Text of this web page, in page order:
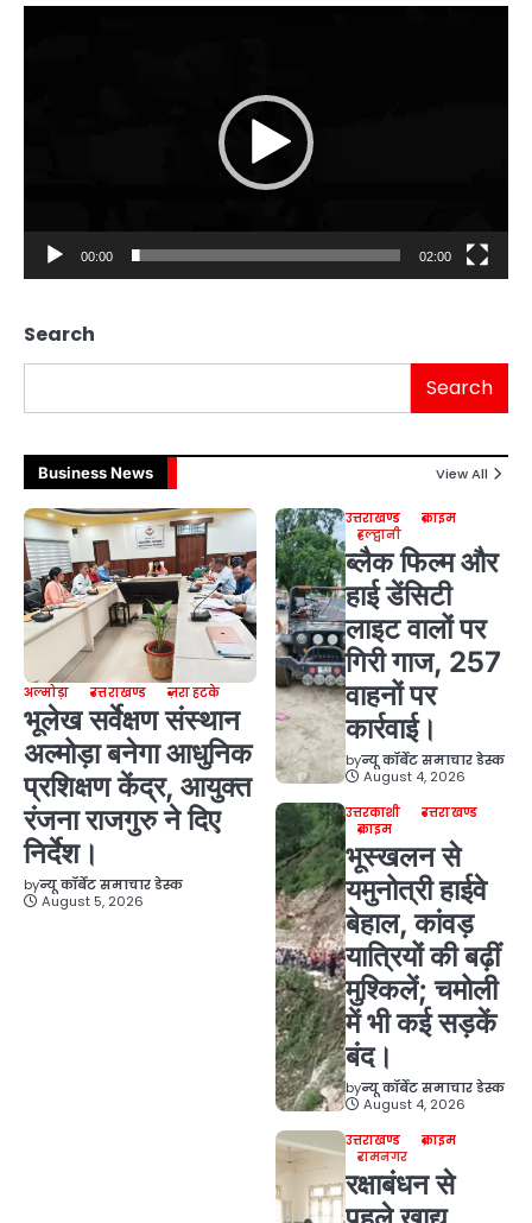
00:00 02:00
Search
Search
Business News View All
अल्मोड़ा उत्तराखण्ड ज़रा हटके
भूलेख सर्वेक्षण संस्थान
अल्मोड़ा बनेगा आधुनिक
प्रशिक्षण केंद्र, आयुक्त
रंजना राजगुरु ने दिए
निर्देश।
byन्यू कॉर्बेट समाचार डेस्क
August 5, 2026
उत्तराखण्ड
क्राइम
हल्द्वानी
ब्लैक फिल्म और
हाई डेंसिटी
लाइट वालों पर
गिरी गाज, 257
वाहनों पर
कार्रवाई।
byन्यू कॉर्बेट समाचार डेस्क
August 4, 2026
उत्तरकाशी
उत्तराखण्ड
क्राइम
भूस्खलन से
यमुनोत्री हाईवे
बेहाल, कांवड़
यात्रियों की बढ़ीं
मुश्किलें; चमोली
में भी कई सड़कें
बंद।
byन्यू कॉर्बेट समाचार डेस्क
August 4, 2026
उत्तराखण्ड
क्राइम
रामनगर
रक्षाबंधन से